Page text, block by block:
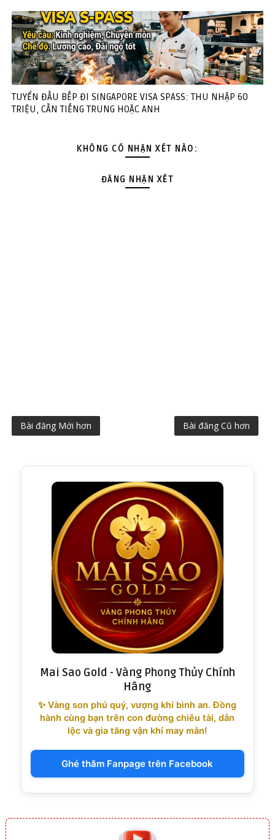
TUYỂN ĐẦU BẾP ĐI SINGAPORE VISA SPASS: THU NHẬP 60
TRIỆU, CẦN TIẾNG TRUNG HOẶC ANH
KHÔNG CÓ NHẬN XÉT NÀO:
ĐĂNG NHẬN XÉT
Bài đăng Mới hơn Bài đăng Cũ hơn
Mai Sao Gold - Vàng Phong Thủy Chính
Hãng
✨ Vàng son phú quý, vượng khí bình an. Đồng
hành cùng bạn trên con đường chiêu tài, dẫn
lộc và gia tăng vận khí may mắn!
Ghé thăm Fanpage trên Facebook